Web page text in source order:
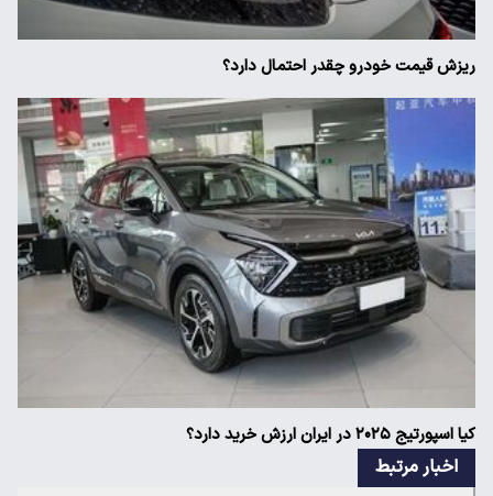
ریزش قیمت خودرو چقدر احتمال دارد؟
کیا اسپورتیج ۲۰۲۵ در ایران ارزش خرید دارد؟
اخبار مرتبط